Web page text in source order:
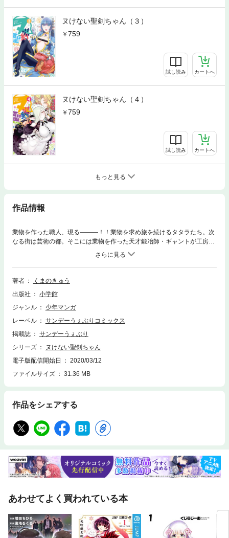
ヌけない聖剣ちゃん（３）
759
試し読み カートへ
ヌけない聖剣ちゃん（４）
759
試し読み カートへ
もっと見る
作品情報
業物を作った職人、現る―――！！業物を求め旅を続けるタタラたち。次
なる街は芸術の都。そこには業物を作った天才鍛冶師・ギャントが工房を
構えていた。この出会いがタタラにもたらすものとは……さらに、勇者の
末裔登場！？タタラと聖剣・エクセリアに別れの時が……？？？
著者
くまのきゅう
出版社
小学館
ジャンル
少年マンガ
レーベル
サンデーうぇぶりコミックス
掲載誌
サンデーうぇぶり
シリーズ
ヌけない聖剣ちゃん
電子版配信開始日
2020/03/12
ファイルサイズ
31.36 MB
作品をシェアする
あわせてよく買われている本